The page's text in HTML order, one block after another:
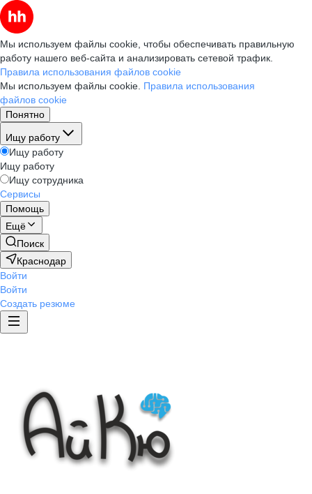
Мы используем файлы cookie, чтобы обеспечивать правильную
работу нашего веб-сайта и анализировать сетевой трафик.
Правила использования файлов cookie
Мы используем файлы cookie. Правила использования
файлов cookie
Понятно
Ищу работу
Ищу работу
Ищу работу
Ищу сотрудника
Сервисы
Помощь
Ещё
Поиск
Краснодар
Войти
Войти
Создать резюме